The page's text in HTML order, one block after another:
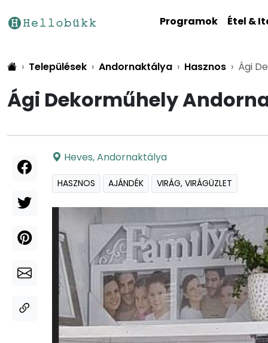
Programok Étel &
Települések Andornaktálya Hasznos Ági
Ági Dekorműhely
Heves,Andornaktálya
HASZNOS AJÁNDÉK VIRÁG, VIRÁGÜZLET